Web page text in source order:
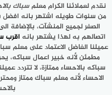
نقدم لعملائنا الكرام معلمسباك
من سنوات طويله اشتهر بانه
الصفر لجميع المنشآت، بالإضافة
اتصالهم به لهذا يشتهر بانه اقرب
عميلنا الفاضل الاعتماد على معلم
مطمئن لأنه خبير اعمال سباكه،
سباكه بالاحساء ممتازة، لا تتردد
الاحساء لأنه معلم سباك ممتاز